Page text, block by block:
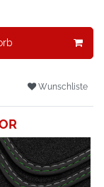
Wunschliste